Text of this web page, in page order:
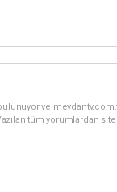
ve
tüm yorumlardan